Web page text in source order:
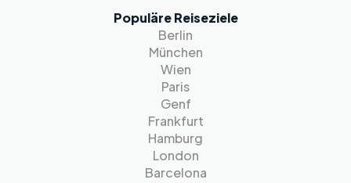
Populäre Reiseziele
Berlin
München
Wien
Paris
Genf
Frankfurt
Hamburg
London
Barcelona